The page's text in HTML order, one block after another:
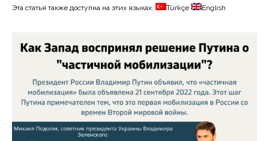
Эта статья также доступна на этих языках: Türkçe English